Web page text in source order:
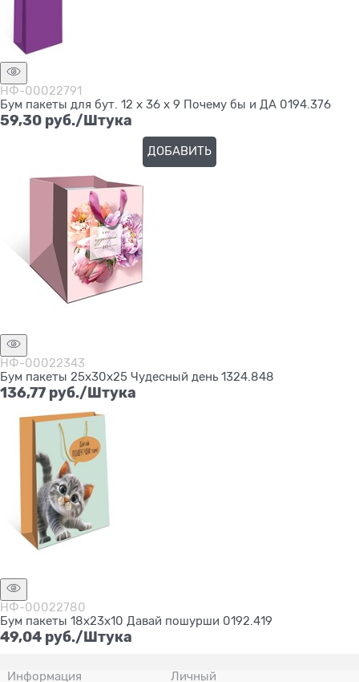
НФ-00022791
Бум пакеты для бут. 12 х 36 х 9 Почему бы и ДА 0194.376
59,30 руб./Штука
ДОБАВИТЬ
НФ-00022343
Бум пакеты 25х30х25 Чудесный день 1324.848
136,77 руб./Штука
НФ-00022780
Бум пакеты 18х23х10 Давай пошурши 0192.419
49,04 руб./Штука
Информация Личный